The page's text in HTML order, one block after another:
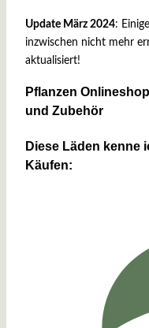
Update März 2024:
inzwischen nicht mehr
aktualisiert!
Pflanzen
und Zubehör
Diese Läden kenne
Käufen: